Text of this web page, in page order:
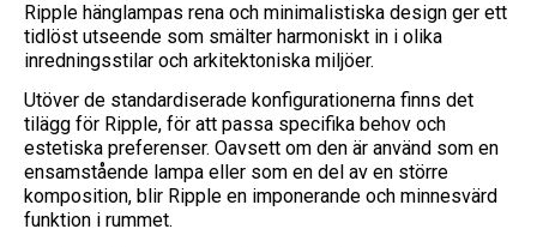
Ripple hänglampas rena och minimalistiska design ger ett
tidlöst utseende som smälter harmoniskt in i olika
inredningsstilar och arkitektoniska miljöer.
Utöver de standardiserade konfigurationerna finns det
tilägg för Ripple, för att passa specifika behov och
estetiska preferenser. Oavsett om den är använd som en
ensamstående lampa eller som en del av en större
komposition, blir Ripple en imponerande och minnesvärd
funktion i rummet.